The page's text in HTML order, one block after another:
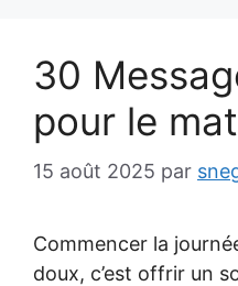
30
pour le
15 août 2025 par
Commencer la
doux, c’est offrir un